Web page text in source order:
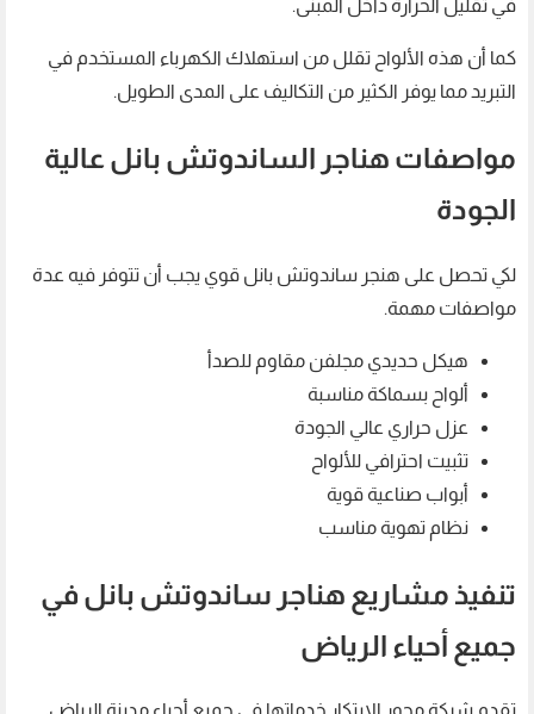
في تقليل الحرارة داخل المبنى.
كما أن هذه الألواح تقلل من استهلاك الكهرباء المستخدم في
التبريد مما يوفر الكثير من التكاليف على المدى الطويل.
مواصفات هناجر الساندوتش بانل عالية
الجودة
لكي تحصل على هنجر ساندوتش بانل قوي يجب أن تتوفر فيه عدة
مواصفات مهمة.
هيكل حديدي مجلفن مقاوم للصدأ
ألواح بسماكة مناسبة
عزل حراري عالي الجودة
تثبيت احترافي للألواح
أبواب صناعية قوية
نظام تهوية مناسب
تنفيذ مشاريع هناجر ساندوتش بانل في
جميع أحياء الرياض